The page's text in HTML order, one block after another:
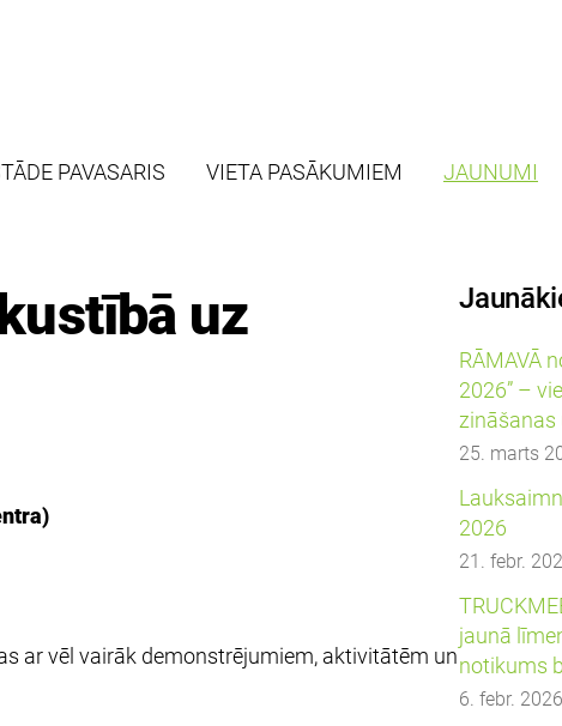
PAVASARIS VIETA PASĀKUMIEM JAUNUMI
RĀMAVĀ
2026” –
zināšanas
25. marts
2026
21. febr.
jaunā
notikums
6. febr. 2026
uz
ar vēl vairāk demonstrējumiem, aktivitātēm un